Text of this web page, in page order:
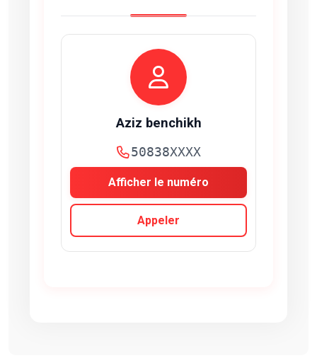
Aziz benchikh
50838XXXX
Afficher le numéro
Appeler